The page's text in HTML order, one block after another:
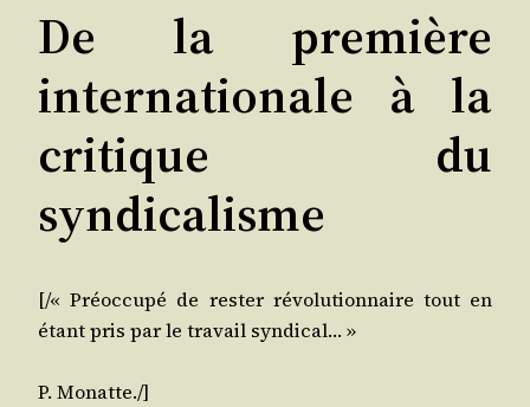
De la première
internationale à la
critique du
syndicalisme
[/​« Pré­oc­cu­pé de res­ter révo­lu­tion­naire tout en
étant pris par le tra­vail syndical… »
P. Monatte./]